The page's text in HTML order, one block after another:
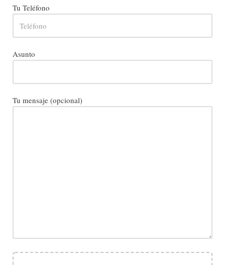
Tu Teléfono
Asunto
Tu mensaje (opcional)